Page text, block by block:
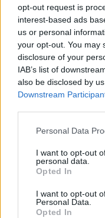
opt-out request is
interest-based ads
us or personal
your opt-out. You may
disclosure of your
IAB’s list of
also be disclosed by
Downstream
Personal Data
I want to opt-out
personal data.
Opted In
I want to opt-out
Personal Data.
Opted In
Commenti
Accedio
L'email è richiesta ma non
commento esprime il
commenti non sono testi
possono essere
che includano uno o più link